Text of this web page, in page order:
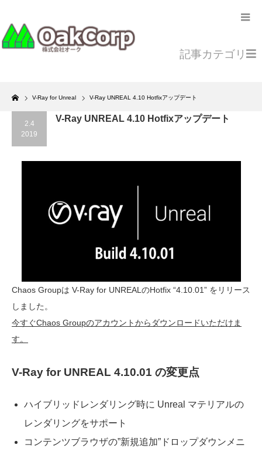
Home
V-Ray for Unreal V-Ray UNREAL 4.10 Hotfixアップデート
記事カテゴリ
2.4
2019
V-Ray UNREAL 4.10 Hotfixアップデート
Chaos Groupは V-Ray for UNREALのHotfix “4.10.01” をリリース
しました。
今すぐChaos Groupのアカウントからダウンロードいただけま
す。
V-Ray for UNREAL 4.10.01 の変更点
ハイブリッドレンダリング時に Unreal マテリアルの
レンダリングをサポート
コンテンツブラウザの”新規追加”ドロップダウンメニ